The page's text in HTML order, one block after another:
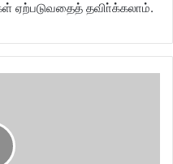
ஏற்படுவதைத் தவிா்க்கலாம்.